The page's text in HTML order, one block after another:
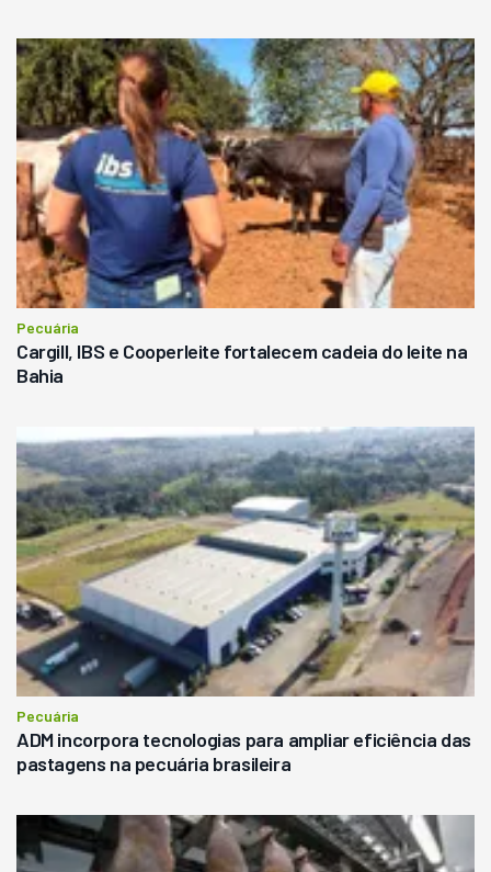
Pecuária
Cargill, IBS e Cooperleite fortalecem cadeia do leite na
Bahia
Pecuária
ADM incorpora tecnologias para ampliar eficiência das
pastagens na pecuária brasileira